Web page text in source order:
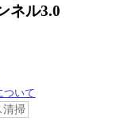
ネル3.0
ついて
清掃